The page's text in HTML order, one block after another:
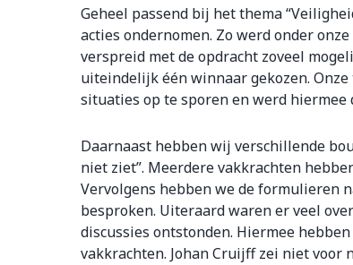
Geheel passend bij het thema
acties ondernomen. Zo werd onder
verspreid met de opdracht zoveel
uiteindelijk één winnaar gekozen.
situaties op te sporen en werd
Daarnaast hebben wij verschillende
niet ziet”. Meerdere vakkrachten
Vervolgens hebben we de formulieren
besproken. Uiteraard waren er veel
discussies ontstonden. Hiermee
vakkrachten. Johan Cruijff zei niet voor